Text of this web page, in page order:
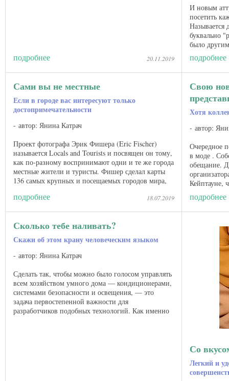
подробнее 20.11.2019
И новым
посетить
Называется
буквально
было
Но
подробнее
Сами вы не местные
Если в городе вас интересуют только
достопримечательности
автор: Янина Катрач
Проект фотографа Эрик Фишера (Eric Fischer)
называется Locals and Tourists и посвящен он тому,
как по-разному воспринимают одни и те же города
местные жители и туристы. Фишер сделал карты
136 самых крупных и посещаемых городов мира,
подробнее 18.07.2019
Свою
Хотя
автор:
Очередное
в моде .
обещание.
Кейптауне,
местных
подробнее
Сколько тебе наливать?
Скажи об этом крану человеческим языком
автор: Янина Катрач
Сделать так, чтобы можно было голосом управлять
всем хозяйством умного дома — кондиционерами,
системами безопасности и освещения, — это
задача первостепенной важности для
разработчиков подобных технологий. Как именно
Со
Легкий и